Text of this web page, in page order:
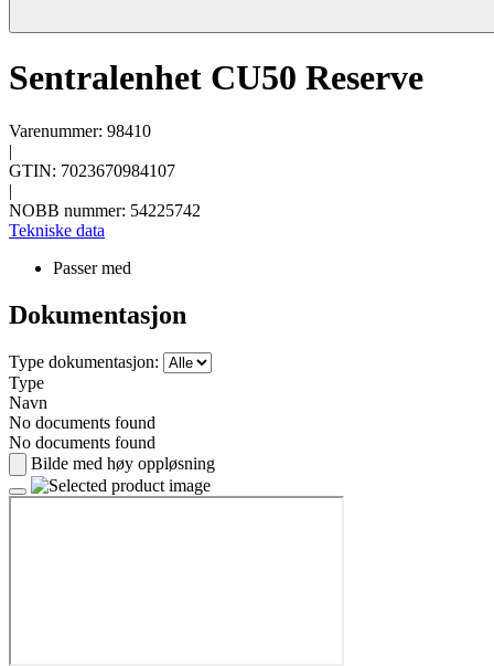
Sentralenhet CU50 Reserve
Varenummer: 98410
|
GTIN: 7023670984107
|
NOBB nummer: 54225742
Tekniske data
Passer med
Dokumentasjon
Type dokumentasjon:
Type
Navn
No documents found
No documents found
Bilde med høy oppløsning